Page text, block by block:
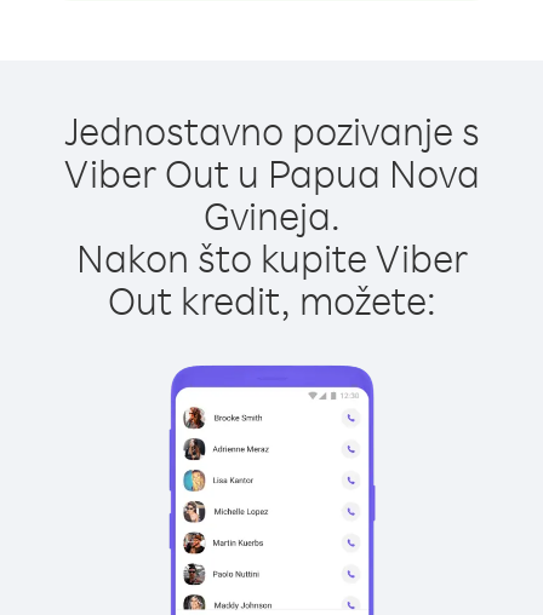
Jednostavno pozivanje s
Viber Out u Papua Nova
Gvineja.
Nakon što kupite Viber
Out kredit, možete: